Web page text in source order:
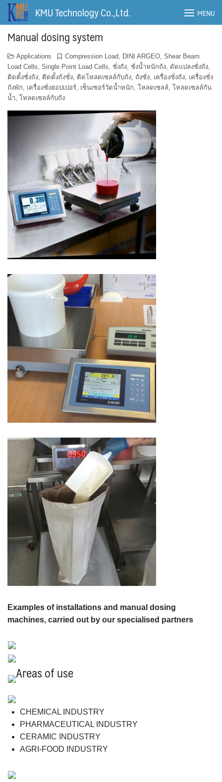
Skip
KMU Technology Co.,Ltd. MENU
Manual dosing system
Applications Compression Load, DINI ARGEO, Shear Beam
Load Cells, Single Point Load Cells, ชั่งถัง, ชั่งน้ำหนักถัง, ดัดแปลงชั่งถัง,
ติดตั้งชั่งถัง, ติดตั้งถังชั่ง, ติดโหลดเซลล์กับถัง, ถังชั่ง, เครื่องชั่งถัง, เครื่องชั่ง
ถังพัก, เครื่องชั่งฮอปเปอร์, เซ็นเซอร์วัดน้ำหนัก, โหลดเซลล์, โหลดเซลล์กัน
น้ำ, โหลดเซลล์กับถัง
Examples of installations and manual dosing
machines, carried out by our specialised partners
Areas of use
CHEMICAL INDUSTRY
PHARMACEUTICAL INDUSTRY
CERAMIC INDUSTRY
AGRI-FOOD INDUSTRY